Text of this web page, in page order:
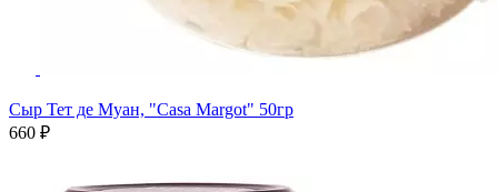
Сыр Тет де Муан, "Casa Margot" 50гр
660 ₽